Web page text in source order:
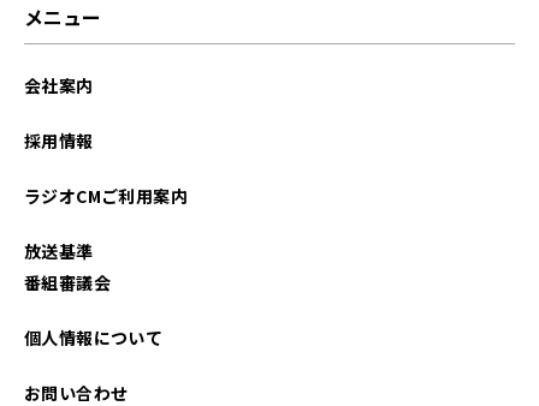
メニュー
会社案内
採用情報
ラジオCMご利用案内
放送基準
番組審議会
個人情報について
お問い合わせ